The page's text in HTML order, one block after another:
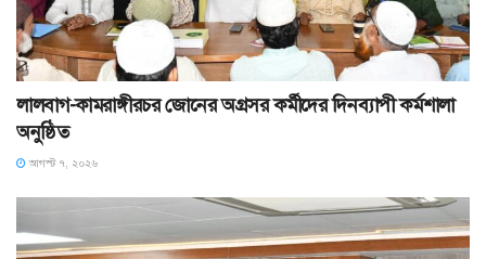
লালবাগ-কামরাঙ্গীরচর জোনের অগ্রসর কর্মীদের দিনব্যাপী কর্মশালা
অনুষ্ঠিত
আগস্ট ৭, ২০২৬